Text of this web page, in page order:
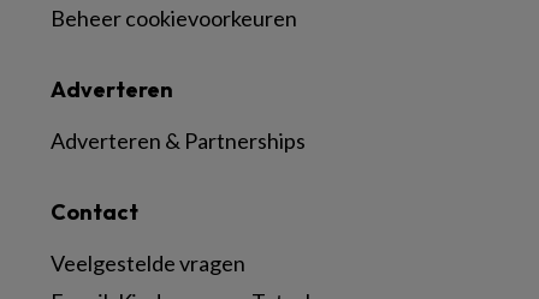
Contact
Veelgestelde vragen
Adverteren
Adverteren & Partnerships
Beheer cookievoorkeuren